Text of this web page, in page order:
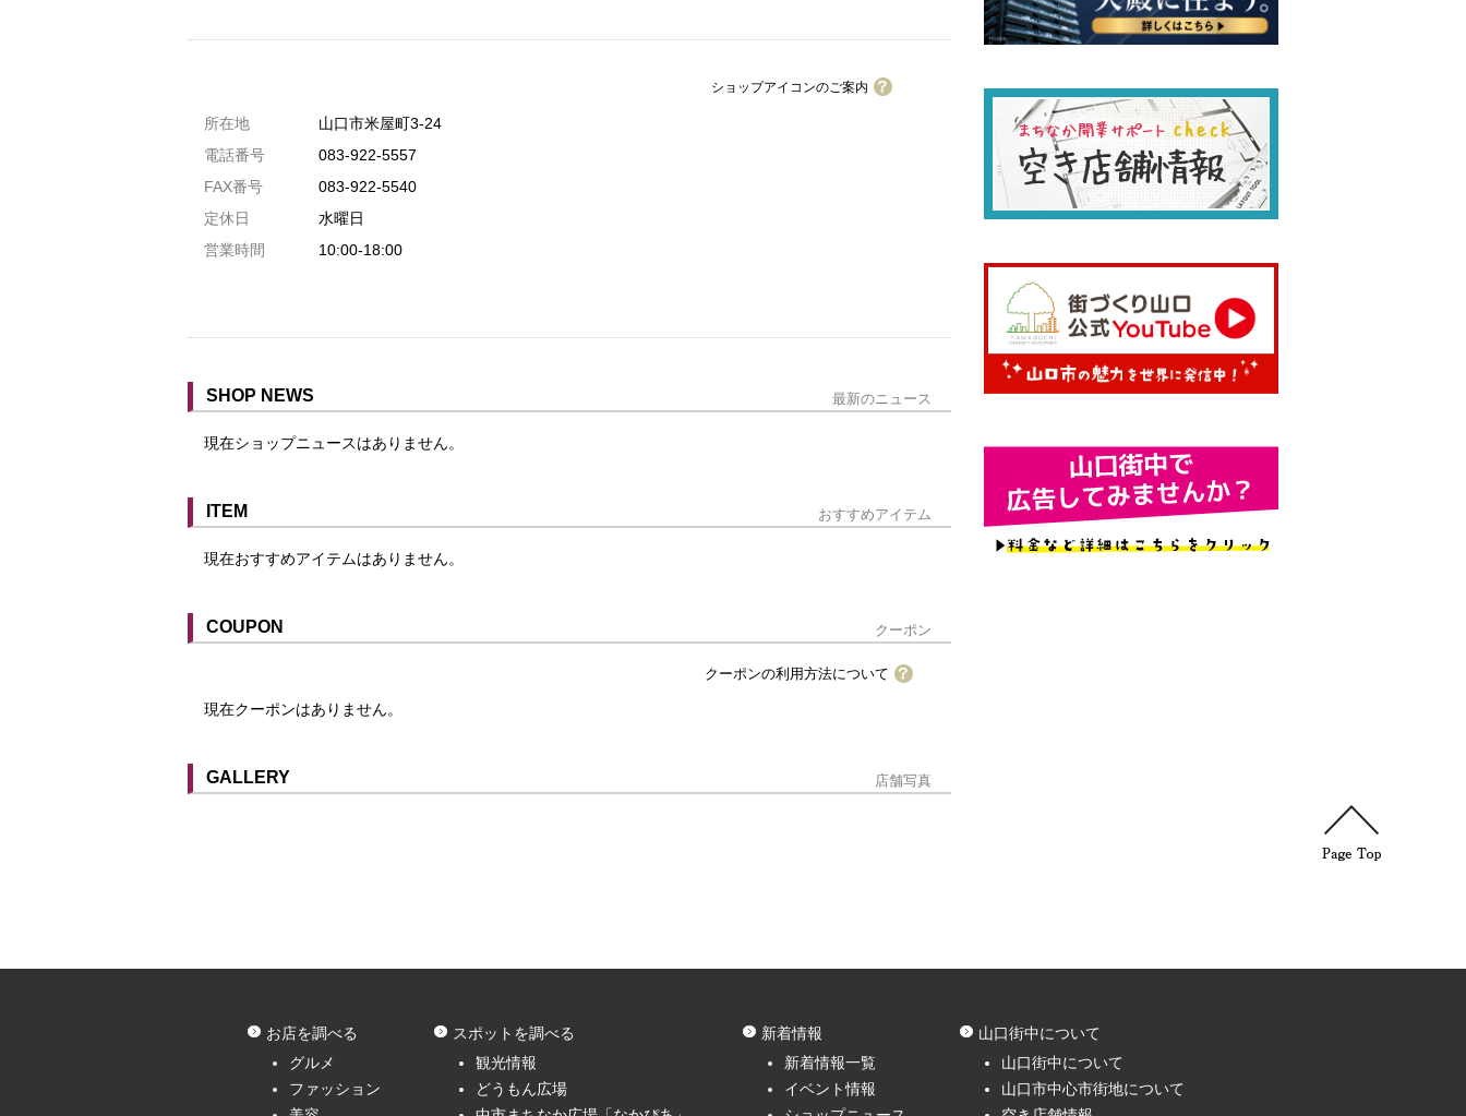
ショップアイコンのご案内
共通駐車券加盟店
駐車場1台まで
駐車場3台まで
駐車場5台まで
共用トイレ
予約可
個室・座敷あり
テイクアウト可
所在地
山口市米屋町3-24
電話番号
083-922-5557
FAX番号
083-922-5540
定休日
水曜日
営業時間
10:00-18:00
SHOP NEWS 最新のニュース
現在ショップニュースはありません。
ITEM おすすめアイテム
現在おすすめアイテムはありません。
COUPON クーポン
クーポンの利用方法について
クーポンはスマートフォンに山口街中アプリをダウンロード後、店舗にてアプリ内のクーポン情報を
現在クーポンはありません。
GALLERY 店舗写真
お店を調べる
グルメ
ファッション
スポットを調べる
観光情報
どうもん広場
新着情報
新着情報一覧
イベント情報
山口街中について
山口街中について
山口市中心市街地について